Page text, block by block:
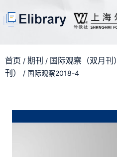
首页 / 期刊 / 国际观察（双月刊）
刊）
/ 国际观察2018-4